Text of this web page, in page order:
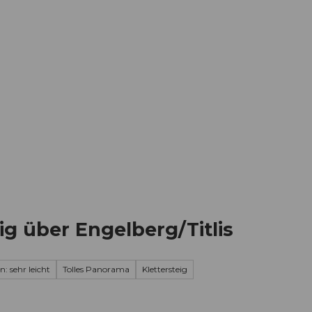
über Engelberg/Titlis
sehr leicht Tolles Panorama Klettersteig